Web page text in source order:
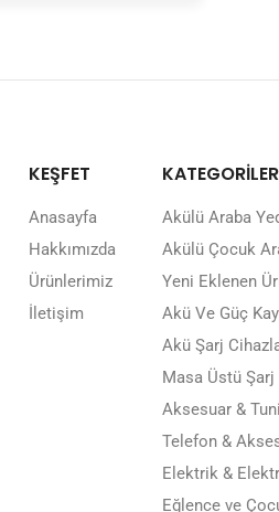
KEŞFET
Anasayfa
Hakkımızda
Ürünlerimiz
İletişim
Akülü Araba
Akülü Çocuk
Yeni Eklenen
Akü Ve Güç
Akü Şarj
Masa Üstü Şarj
Aksesuar &
Telefon &
Elektrik &
Eğlence ve